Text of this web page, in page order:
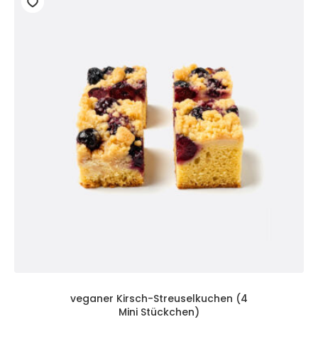
veganer Kirsch-Streuselkuchen (4
Mini Stückchen)